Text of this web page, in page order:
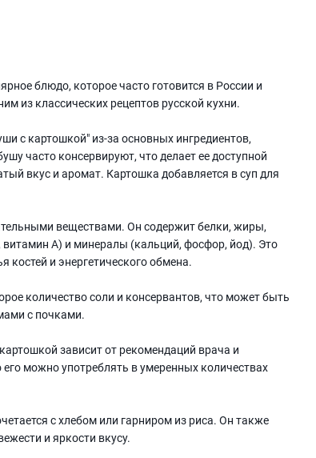
блюдо, которое часто готовится в России и
из классических рецептов русской кухни.
с картошкой" из-за основных ингредиентов,
часто консервируют, что делает ее доступной
вкус и аромат. Картошка добавляется в суп для
веществами. Он содержит белки, жиры,
А) и минералы (кальций, фосфор, йод). Это
костей и энергетического обмена.
количество соли и консервантов, что может быть
с почками.
зависит от рекомендаций врача и
можно употреблять в умеренных количествах
с хлебом или гарниром из риса. Он также
и яркости вкусу.